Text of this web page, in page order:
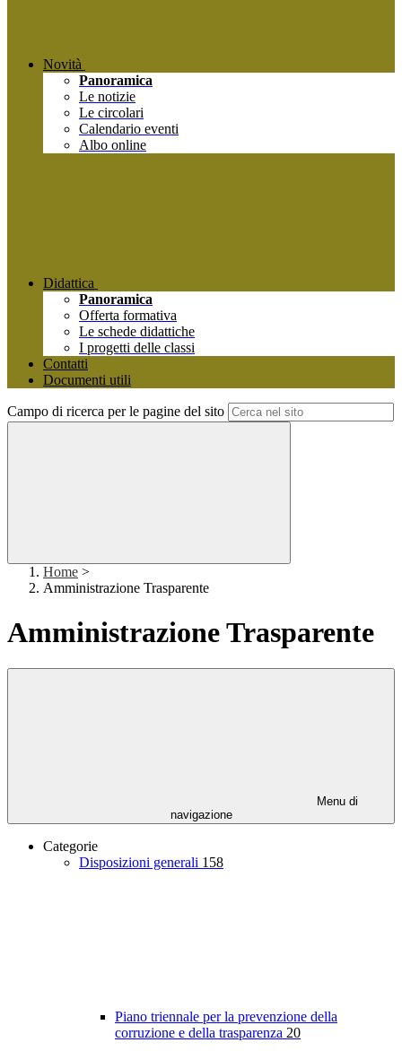
Novità
Panoramica
Le notizie
Le circolari
Calendario eventi
Albo online
Didattica
Panoramica
Offerta formativa
Le schede didattiche
I progetti delle classi
Contatti
Documenti utili
Campo di ricerca per le pagine del sito
Home >
Amministrazione Trasparente
Amministrazione Trasparente
Menu di
navigazione
Categorie
Disposizioni generali 158
Piano triennale per la prevenzione della
corruzione e della trasparenza 20